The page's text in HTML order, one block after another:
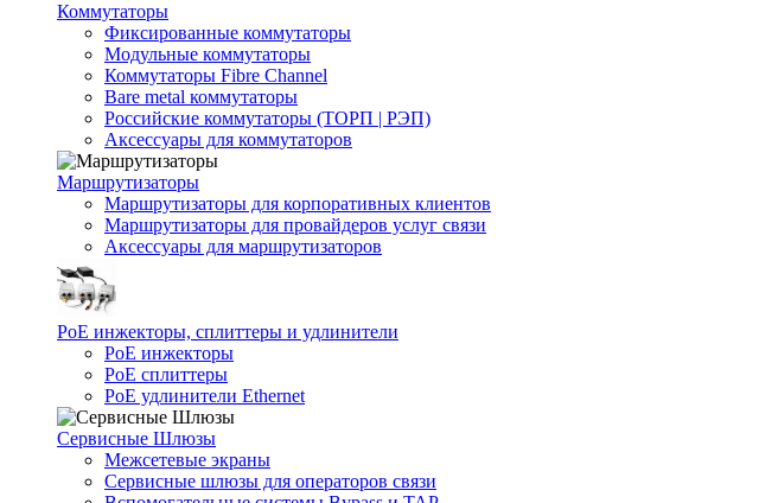
Коммутаторы
Фиксированные коммутаторы
Модульные коммутаторы
Коммутаторы Fibre Channel
Bare metal коммутаторы
Российские коммутаторы (ТОРП | РЭП)
Аксессуары для коммутаторов
Маршрутизаторы
Маршрутизаторы для корпоративных клиентов
Маршрутизаторы для провайдеров услуг связи
Аксессуары для маршрутизаторов
PoE инжекторы, сплиттеры и удлинители
PoE инжекторы
PoE сплиттеры
PoE удлинители Ethernet
Сервисные Шлюзы
Межсетевые экраны
Сервисные шлюзы для операторов связи